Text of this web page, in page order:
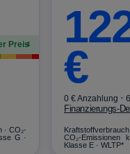
Preis4
· CO₂-
G ·
€
0 € Anzahlung ·
Finanzierungs-
CO₂-Emissionen
Klasse E · WLTP*